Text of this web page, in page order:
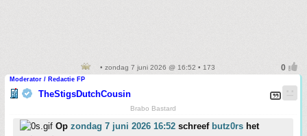
• zondag 7 juni 2026 @ 16:52 • 173
Moderator / Redactie FP
TheStigsDutchCousin
Brabo Bastard
Op zondag 7 juni 2026 16:52 schreef butz0rs het